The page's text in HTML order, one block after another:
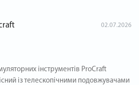
02.07.2026
інструментів ProCraft
із телескопічними подовжувачами